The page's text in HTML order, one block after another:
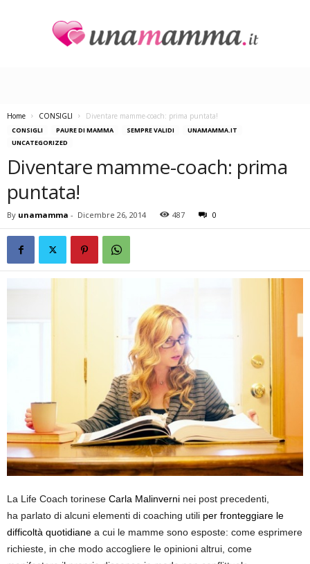
Home CONSIGLI Diventare mamme-coach: prima puntata!
CONSIGLI PAURE DI MAMMA SEMPRE VALIDI
UNAMAMMA.IT
UNCATEGORIZED
Diventare mamme-coach: prima
puntata!
By unamamma - Dicembre 26, 2014 487 0
La Life Coach torinese Carla Malinverni nei post precedenti,
ha parlato di alcuni elementi di coaching utili per fronteggiare le
difficoltà quotidiane a cui le mamme sono esposte: come esprimere
richieste, in che modo accogliere le opinioni altrui, come